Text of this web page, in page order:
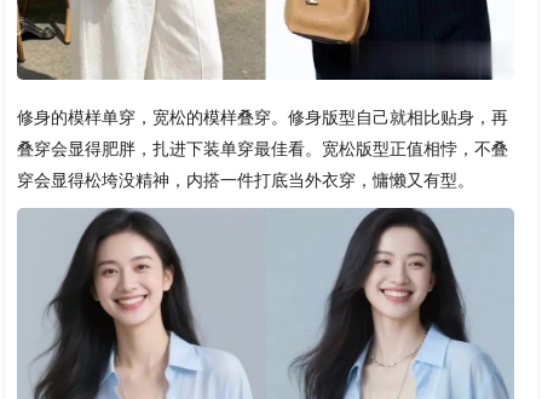
修身的模样单穿，宽松的模样叠穿。修身版型自己就相比贴身，再
叠穿会显得肥胖，扎进下装单穿最佳看。宽松版型正值相悖，不叠
穿会显得松垮没精神，内搭一件打底当外衣穿，慵懒又有型。